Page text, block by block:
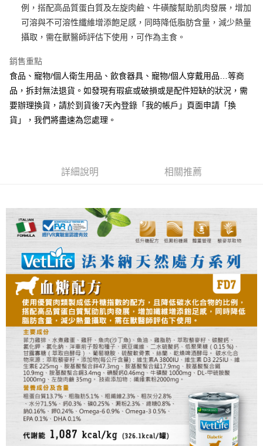
Google Pay
全盈+PAY
相關說明
【關於「AFTEE先享後付」】
AFTEE先享後付是「在收到商品之後才付款」的支付方式。 讓您購物簡單
１．簡單：不需註冊會員、不需綁卡、不需儲值。
２．便利：只要手機號碼，簡訊認證，即可結帳。
結帳頁面，進行簡訊認證並確認金額後，即可完成結帳。
※ 請注意：結帳手續完成當下不需立刻繳費，但若您需要取消訂單，請聯絡
購買商品的店家。未經商家同意取消之訂單仍視為有效，需透過AFTEE先享
後付繳納相關費用。
※ 交易是否成功請以「AFTEE先享後付 」之結帳頁面顯示為準，若有關於
是否繳費成功／繳費後需取消欲退款等相關疑問，請聯繫「AFTEE先享後付
客戶支援中心」https://netprotections.freshdesk.com/support/home
【注意事項】
１．透過由恩沛科技股份有限公司提供之「AFTEE先享後付」服務完成之交
易，需依本服務之必要範圍內提供個人資料，並將交易相關給付款項請求債
權轉讓予恩沛科技股份有限公司。
２．關於個人資料處理事宜，請瀏覽以下網址：
https://aftee.tw/terms/#terms3
３．未成年的使用者請事先徵得法定代理人或監護人之同意方可使用
「AFTEE先享後付」，若未經同意申辦者引起之損失，本公司不負相關責
任。
４．使用「AFTEE先享後付」時，將依據個別帳號之用戶狀況，依本公司即
時審查核予不同之上限額度；若仍有額度不足之情形，本公司將視審查結果
請求用戶進行身份認證。
５．嚴禁一人註冊多個帳號或使用他人資訊註冊。若發現惡意使用之情形，
恩沛科技股份有限公司將有權停止該用戶之使用額度並採取法律行動。
ATM付款
運送方式
付款後全家取貨
7-11取貨付款
每筆NT$70，滿NT$1,111(含以上)免運費
付款後7-11取貨
每筆NT$60，滿NT$1,111(含以上)免運費
宅配
每筆NT$110，滿NT$2,100(含以上)免運費
例，搭配高品質蛋白質及左旋肉鹼、牛磺酸幫助肌肉發展，增加
可溶與不可溶性纖維增添飽足感，同時降低脂肪含量，減少熱量
攝取，需在獸醫師評估下使用，可作為主食。
銷售重點
食品、寵物/個人衛生用品、飲食器具、寵物/個人穿戴用品…等商
品，拆封無法退貨。如發現有瑕疵或破損或是配件短缺的狀況，需
要辦理換貨，請於到貨後7天內登錄「我的帳戶」頁面申請「換
貨」，我們將盡速為您處理。
詳細說明 相關推薦